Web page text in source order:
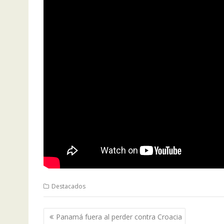
Destacados
Navegación
Panamá fuera al perder contra Croacia